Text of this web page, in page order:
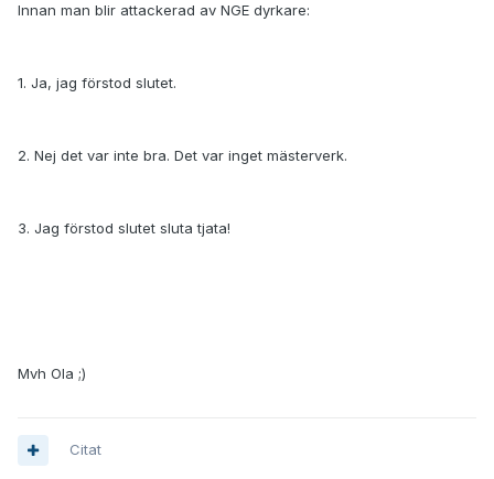
Innan man blir attackerad av NGE dyrkare:
1. Ja, jag förstod slutet.
2. Nej det var inte bra. Det var inget mästerverk.
3. Jag förstod slutet sluta tjata!
Mvh Ola ;)
Citat